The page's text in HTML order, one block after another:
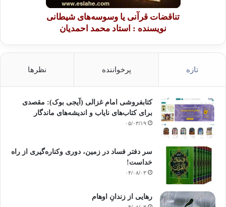
تناقضات قرآنی یا وسوسه‌های شیطانی
نویسنده : استاد محمد احمدیان
تازه پرخواننده نظرها
کتابفروشی امام غزالی (آیجی بوک): مقصدی
برای کتاب‌های نایاب و اندیشه‌های ماندگار
۰۵/۰۳/۱۹
سر دفتر فساد در زمین‌، دوری وکناره‌گیری از راه
خداست‌!
۰۴/۰۸/۰۳
رهایی از زندانِ اوهام